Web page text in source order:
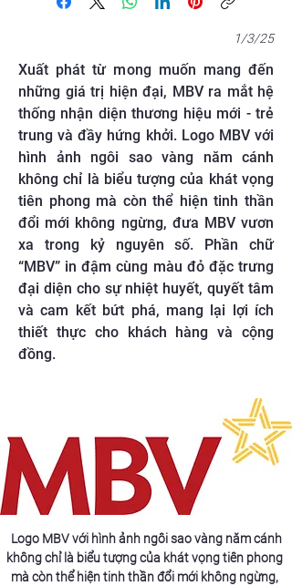
1/3/25
Xuất phát từ mong muốn mang đến
những giá trị hiện đại, MBV ra mắt hệ
thống nhận diện thương hiệu mới - trẻ
trung và đầy hứng khởi. Logo MBV với
hình ảnh ngôi sao vàng năm cánh
không chỉ là biểu tượng của khát vọng
tiên phong mà còn thể hiện tinh thần
đổi mới không ngừng, đưa MBV vươn
xa trong kỷ nguyên số. Phần chữ
“MBV” in đậm cùng màu đỏ đặc trưng
đại diện cho sự nhiệt huyết, quyết tâm
và cam kết bứt phá, mang lại lợi ích
thiết thực cho khách hàng và cộng
đồng.
Logo MBV với hình ảnh ngôi sao vàng năm cánh
không chỉ là biểu tượng của khát vọng tiên phong
mà còn thể hiện tinh thần đổi mới không ngừng,